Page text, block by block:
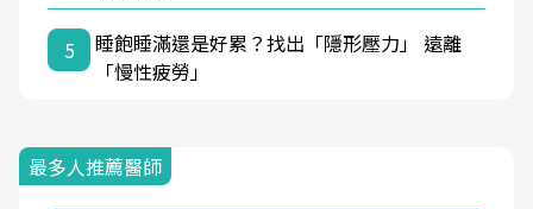
5
睡飽睡滿還是好累？找出「隱形壓力」 遠離
「慢性疲勞」
最多人推薦醫師